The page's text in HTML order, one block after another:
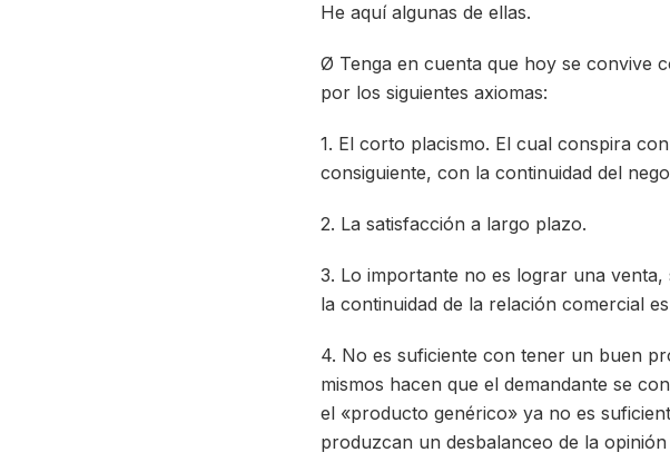
He aquí algunas de ellas.
Ø Tenga en cuenta que hoy se convive
por los siguientes axiomas:
1. El corto placismo. El cual conspira
consiguiente, con la continuidad del
2. La satisfacción a largo plazo.
3. Lo importante no es lograr una
la continuidad de la relación comercial
4. No es suficiente con tener un buen
mismos hacen que el demandante se
el «producto genérico» ya no es
produzcan un desbalanceo de la